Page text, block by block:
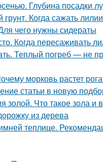
Глубина посадки
Когда сажать
чего нужны сидераты
Когда пересаживать
Теплый погреб — не
морковь растет
статьи в новую
золой. Что такое зола и
из дерева
теплице.